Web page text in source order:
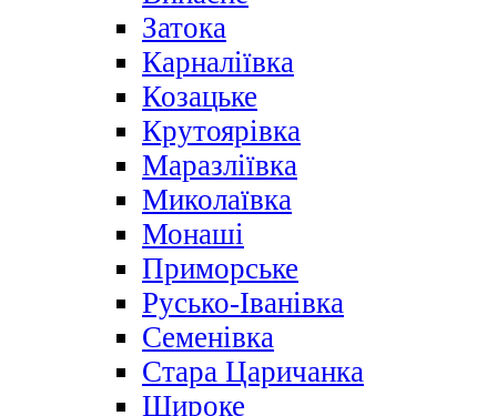
Затока
Карналіївка
Козацьке
Крутоярівка
Маразліївка
Миколаївка
Монаші
Приморське
Русько-Іванівка
Семенівка
Стара Царичанка
Широке